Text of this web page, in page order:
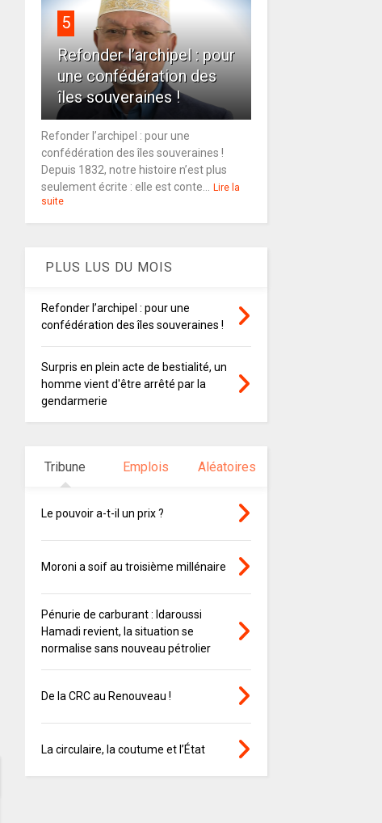
5
Refonder l’archipel : pour
une confédération des
îles souveraines !
Refonder l’archipel : pour une
confédération des îles souveraines !
Depuis 1832, notre histoire n’est plus
seulement écrite : elle est conte...
Lire la
suite
PLUS LUS DU MOIS
Refonder l’archipel : pour une
confédération des îles souveraines !
Surpris en plein acte de bestialité, un
homme vient d'être arrêté par la
gendarmerie
Tribune Emplois Aléatoires
Le pouvoir a-t-il un prix ?
Moroni a soif au troisième millénaire
Pénurie de carburant : Idaroussi
Hamadi revient, la situation se
normalise sans nouveau pétrolier
De la CRC au Renouveau !
La circulaire, la coutume et l’État